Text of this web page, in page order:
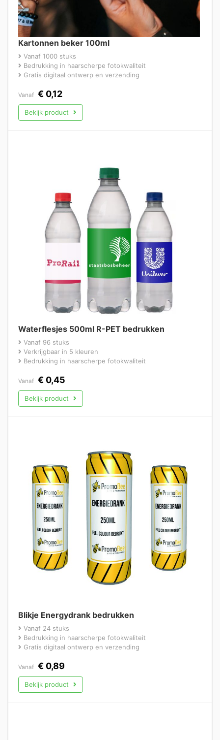
Kartonnen beker 100ml
Vanaf 1000 stuks
Bedrukking in haarscherpe fotokwaliteit
Gratis digitaal ontwerp en verzending
Vanaf € 0,12
Bekijk product
Waterflesjes 500ml R-PET bedrukken
Vanaf 96 stuks
Verkrijgbaar in 5 kleuren
Bedrukking in haarscherpe fotokwaliteit
Vanaf € 0,45
Bekijk product
Blikje Energydrank bedrukken
Vanaf 24 stuks
Bedrukking in haarscherpe fotokwaliteit
Gratis digitaal ontwerp en verzending
Vanaf € 0,89
Bekijk product